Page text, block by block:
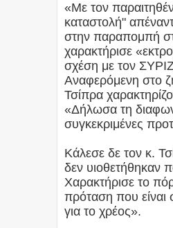
«Με τον
καταστολή"
στην παραπομπή
χαρακτήρισε
σχέση με τον
Αναφερόμενη στο
Τσίπρα
«Δήλωσα τη
συγκεκριμένες
Κάλεσε δε τον κ.
δεν υιοθετήθηκαν
Χαρακτήρισε το
πρόταση που είναι
για το χρέος».